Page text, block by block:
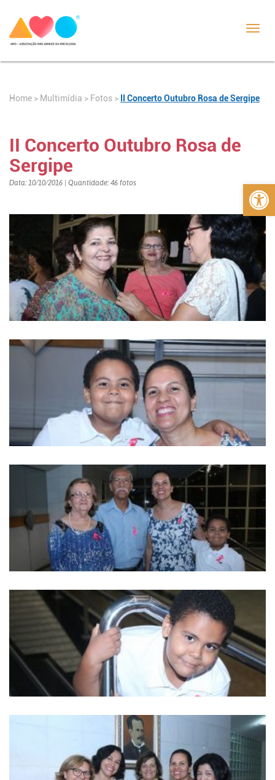
Abrir
Home > Multimídia > Fotos > II Concerto Outubro Rosa de Sergipe
II Concerto Outubro Rosa de
Sergipe
Data: 10/10/2016 | Quantidade: 46 fotos